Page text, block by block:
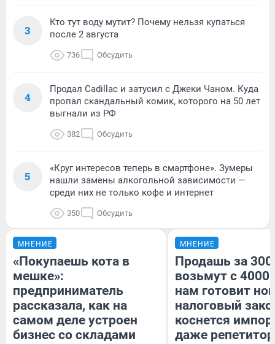
3
Кто тут воду мутит? Почему нельзя купаться
после 2 августа
736 Обсудить
4
Продал Cadillac и затусил с Джеки Чаном. Куда
пропал скандальный комик, которого на 50 лет
выгнали из РФ
382 Обсудить
5
«Круг интересов теперь в смартфоне». Зумеры
нашли замены алкогольной зависимости —
среди них не только кофе и интернет
350 Обсудить
МНЕНИЕ
«Покупаешь кота в
мешке»:
предприниматель
рассказала, как на
самом деле устроен
бизнес со складами
МНЕНИЕ
Продашь за
возьмут с
нам готовит
налоговый
коснется
даже